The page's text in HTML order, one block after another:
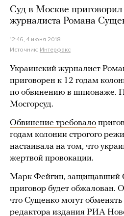
Суд в Москве приговорил
журналиста Романа
12:46, 4 июня 2018
Источник: Интерфакс
Украинский журналист
приговорен к 12 годам
по обвинению в шпионаже.
Мосгорсуд.
Обвинение требовало
годам колонии строгого
настаивала на том, что
жертвой провокации.
Марк Фейгин, защищавший
приговор будет обжалован.
что Сущенко могут обменять
редактора издания РИА